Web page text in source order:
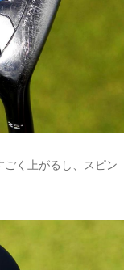
く上がるし、スピン